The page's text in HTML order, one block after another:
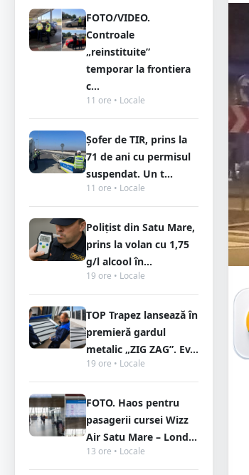
FOTO/VIDEO.
Controale
„reinstituite”
temporar la frontiera
c...
11 ore • Locale
Șofer de TIR, prins la
71 de ani cu permisul
suspendat. Un t...
11 ore • Locale
Polițist din Satu Mare,
prins la volan cu 1,75
g/l alcool în...
19 ore • Locale
TOP Trapez lansează în
premieră gardul
metalic „ZIG ZAG”. Ev...
19 ore • Locale
FOTO. Haos pentru
pasagerii cursei Wizz
Air Satu Mare – Lond...
13 ore • Locale